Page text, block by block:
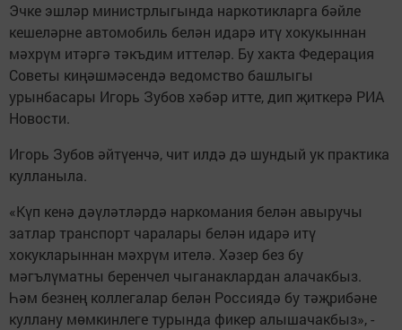
Эчке эшләр министрлыгында наркотикларга бәйле
кешеләрне автомобиль белән идарә итү хокукыннан
мәхрүм итәргә тәкъдим иттеләр. Бу хакта Федерация
Советы киңәшмәсендә ведомство башлыгы
урынбасары Игорь Зубов хәбәр итте, дип җиткерә РИА
Новости.
Игорь Зубов әйтүенчә, чит илдә дә шундый ук практика
кулланыла.
«Күп кенә дәүләтләрдә наркомания белән авыручы
затлар транспорт чаралары белән идарә итү
хокукларыннан мәхрүм ителә. Хәзер без бу
мәгълүматны беренчел чыганаклардан алачакбыз.
Һәм безнең коллегалар белән Россиядә бу тәҗрибәне
куллану мөмкинлеге турында фикер алышачакбыз», -